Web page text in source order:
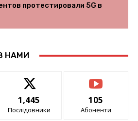
протестировали 5G в
НАМИ
1,445
Послідовники
105
Абоненти